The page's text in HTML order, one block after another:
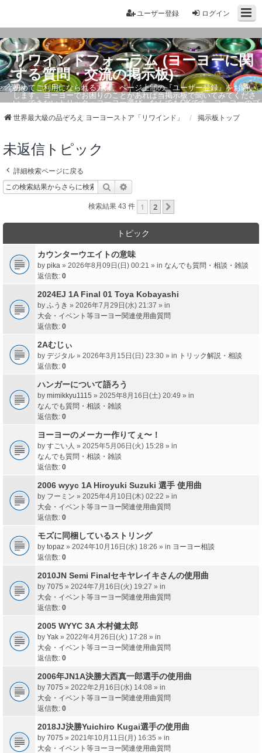
ログイン
ユーザー登録
リワインドフォーラム (ヨーヨーに関
する質問・交流の掲示板)
初めてご利用になられる方は、ページ上部の『ユーザー登録』をお願い
します。ヨーヨーでお困りのことがあれば当掲示板で聞いてみてくださ
い。できないトリック・ヨーヨー選び、なんでもOKです。ヨーヨーのプ
世界最大級の品ぞろえ ヨーヨーストア「リワインド」 掲示板トップ
未返信トピック
詳細検索ページに戻る
検索
検索結果 43 件 1 2
トピック
カウンターウエイトの意味
by pika » 2026年8月09日(日) 00:21 » in なんでも質問・相談・雑談
返信数: 0
2024EJ 1A Final 01 Toya Kobayashi
by ふうき » 2026年7月29日(水) 21:37 » in
大会・イベント等ヨーヨー関連使用曲質問
返信数: 0
2Aむじぃ
by デジタル » 2026年3月15日(日) 23:30 » in トリック解説・相談
返信数: 0
ハンガーについて語ろう
by mimikkyu1115 » 2025年8月16日(土) 20:49 » in
なんでも質問・相談・雑談
返信数: 0
ヨーヨーのメーカー作りてぇ〜！
by すごい人 » 2025年5月06日(火) 15:28 » in
なんでも質問・相談・雑談
返信数: 0
2006 wyyc 1A Hiroyuki Suzuki 選手 使用曲
by フーミン » 2025年4月10日(木) 02:22 » in
大会・イベント等ヨーヨー関連使用曲質問
返信数: 0
モズに同梱しているストリング
by topaz » 2024年10月16日(水) 18:26 » in ヨーヨー相談
返信数: 0
2010JN Semi Finalセキヤレイキさんの使用曲
by 7075 » 2024年7月16日(火) 19:27 » in
大会・イベント等ヨーヨー関連使用曲質問
返信数: 0
2005 WYYC 3A 木村健太郎
by Yak » 2022年4月26日(火) 17:28 » in
大会・イベント等ヨーヨー関連使用曲質問
返信数: 0
2006年JN1A決勝大西真一郎選手の使用曲
by 7075 » 2022年2月16日(水) 14:08 » in
大会・イベント等ヨーヨー関連使用曲質問
返信数: 0
2018JJ決勝Yuichiro Kugai選手の使用曲
by 7075 » 2021年10月11日(月) 16:35 » in
大会・イベント等ヨーヨー関連使用曲質問